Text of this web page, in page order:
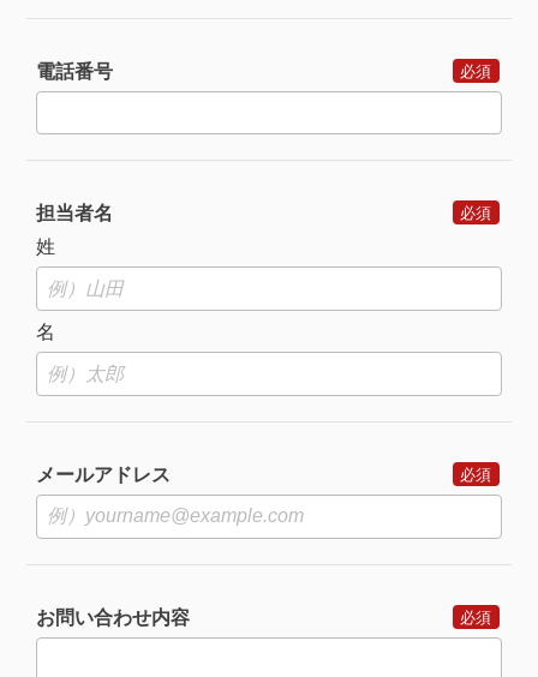
電話番号
担当者名
姓
名
メールアドレス
お問い合わせ内容